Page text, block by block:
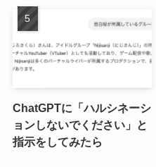
ChatGPTに「ハルシネーシ
ョンしないでください」と
指示をしてみたら